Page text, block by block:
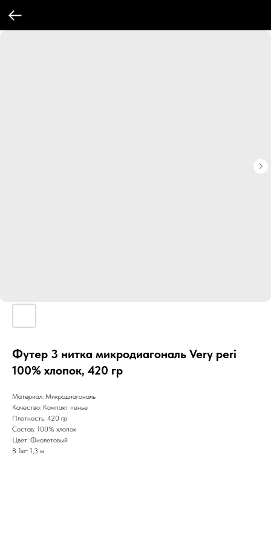
Футер 3 нитка микродиагональ Very peri
100% хлопок, 420 гр
Материал: Микродиагональ
Качество: Компакт пенье
Плотность: 420 гр
Состав: 100% хлопок
Цвет: Фиолетовый
В 1кг: 1,3 м